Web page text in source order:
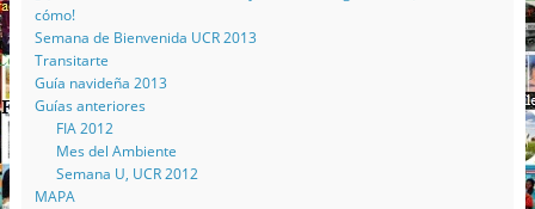
cómo!
Semana de Bienvenida UCR 2013
Transitarte
Guía navideña 2013
Guías anteriores
FIA 2012
Mes del Ambiente
Semana U, UCR 2012
MAPA